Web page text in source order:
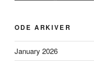
ODE ARKIVER
January 2026